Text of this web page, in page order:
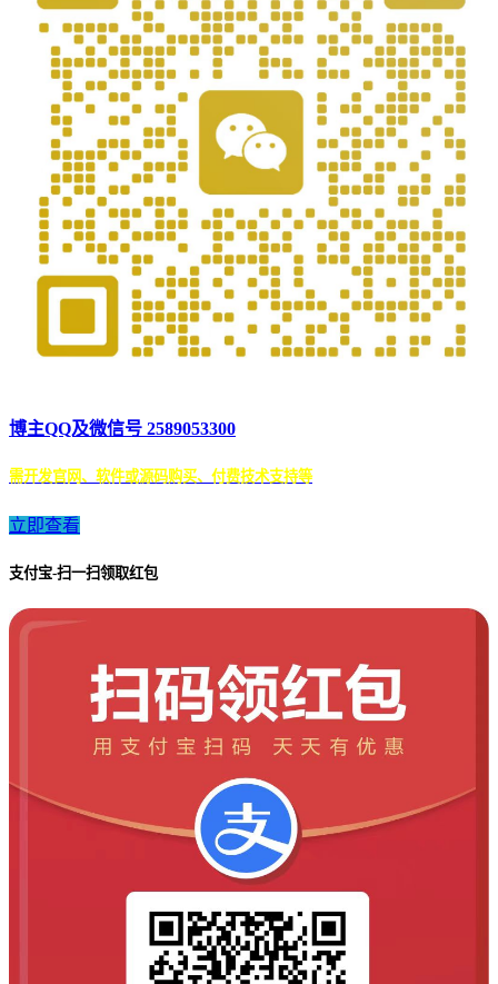
博主QQ及微信号 2589053300
需开发官网、软件或源码购买、付费技术支持等
立即查看
支付宝-扫一扫领取红包